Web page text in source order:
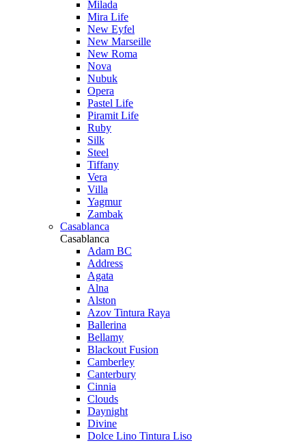
Milada
Mira Life
New Eyfel
New Marseille
New Roma
Nova
Nubuk
Opera
Pastel Life
Piramit Life
Ruby
Silk
Steel
Tiffany
Vera
Villa
Yagmur
Zambak
Casablanca
Casablanca
Adam BC
Address
Agata
Alna
Alston
Azov Tintura Raya
Ballerina
Bellamy
Blackout Fusion
Camberley
Canterbury
Cinnia
Clouds
Daynight
Divine
Dolce Lino Tintura Liso